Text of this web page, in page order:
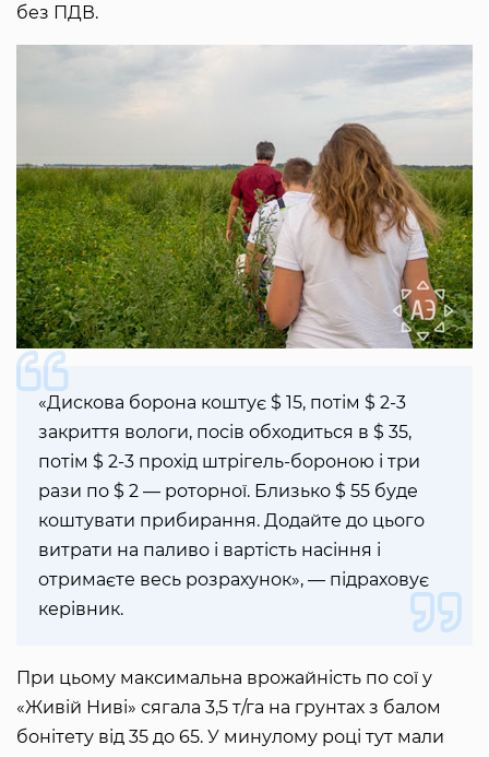
без ПДВ.
«Дискова борона коштує $ 15, потім $ 2-3
закриття вологи, посів обходиться в $ 35,
потім $ 2-3 прохід штрігель-бороною і три
рази по $ 2 — роторної. Близько $ 55 буде
коштувати прибирання. Додайте до цього
витрати на паливо і вартість насіння і
отримаєте весь розрахунок», — підраховує
керівник.
При цьому максимальна врожайність по сої у
«Живій Ниві» сягала 3,5 т/га на грунтах з балом
бонітету від 35 до 65. У минулому році тут мали